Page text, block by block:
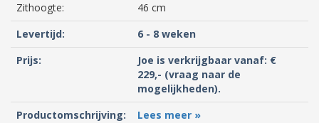
Zithoogte:
46 cm
Levertijd:
6 - 8 weken
Prijs:
Joe is verkrijgbaar vanaf: €
229,- (vraag naar de
mogelijkheden).
Productomschrijving:
Lees meer »